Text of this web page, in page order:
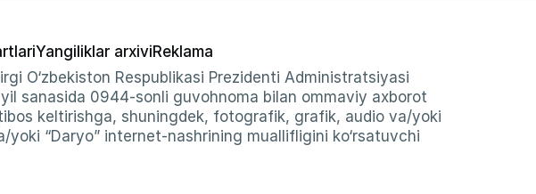
Yangiliklar arxiviReklama
O‘zbekiston Respublikasi Prezidenti Administratsiyasi
sanasida 0944-sonli guvohnoma bilan ommaviy axborot
keltirishga, shuningdek, fotografik, grafik, audio va/yoki
“Daryo” internet-nashrining muallifligini ko‘rsatuvchi